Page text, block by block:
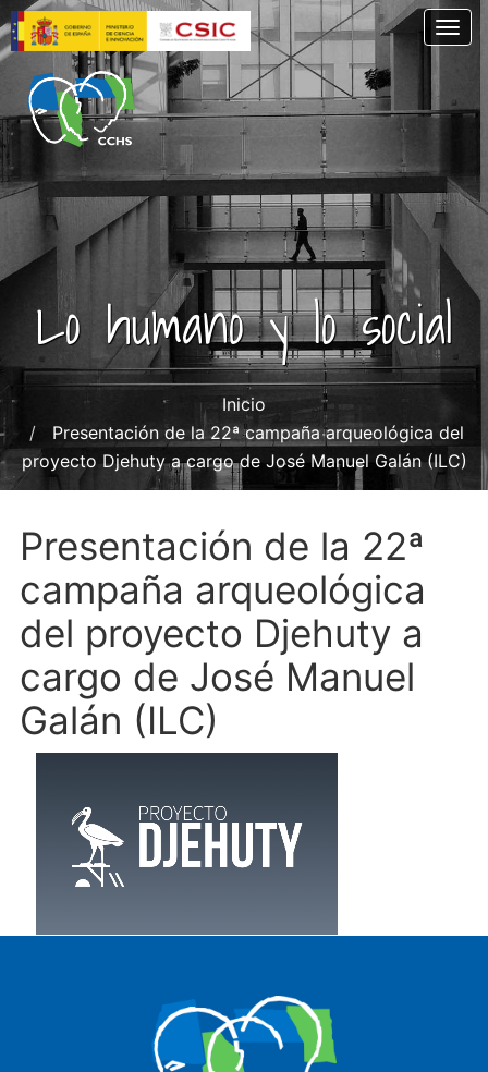
Pasar
al
contenido
principal
Lo humano y lo social
Inicio
Presentación de la 22ª campaña arqueológica del
proyecto Djehuty a cargo de José Manuel Galán (ILC)
Presentación de la 22ª
campaña arqueológica
del proyecto Djehuty a
cargo de José Manuel
Galán (ILC)